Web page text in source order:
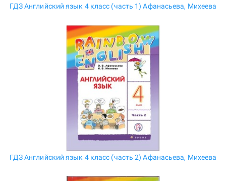
ГДЗ Английский язык 4 класс (часть 1) Афанасьева, Михеева
ГДЗ Английский язык 4 класс (часть 2) Афанасьева, Михеева